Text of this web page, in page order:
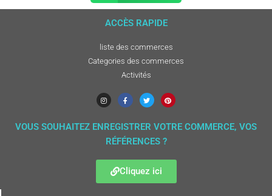
ACCÈS RAPIDE
liste des commerces
Categories des commerces
Activités
VOUS SOUHAITEZ ENREGISTRER VOTRE COMMERCE, VOS
RÉFÉRENCES ?
Cliquez ici